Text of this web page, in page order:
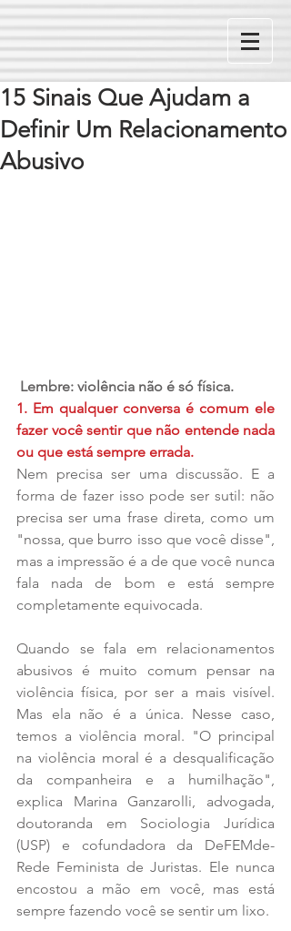
15 Sinais Que Ajudam a
Definir Um Relacionamento
Abusivo
Lembre: violência não é só física.
1. Em qualquer conversa é comum ele
fazer você sentir que não entende nada
ou que está sempre errada.
Nem precisa ser uma discussão. E a
forma de fazer isso pode ser sutil: não
precisa ser uma frase direta, como um
"nossa, que burro isso que você disse",
mas a impressão é a de que você nunca
fala nada de bom e está sempre
completamente equivocada.
Quando se fala em relacionamentos
abusivos é muito comum pensar na
violência física, por ser a mais visível.
Mas ela não é a única. Nesse caso,
temos a violência moral. "O principal
na violência moral é a desqualificação
da companheira e a humilhação",
explica Marina Ganzarolli, advogada,
doutoranda em Sociologia Jurídica
(USP) e cofundadora da DeFEMde-
Rede Feminista de Juristas. Ele nunca
encostou a mão em você, mas está
sempre fazendo você se sentir um lixo.